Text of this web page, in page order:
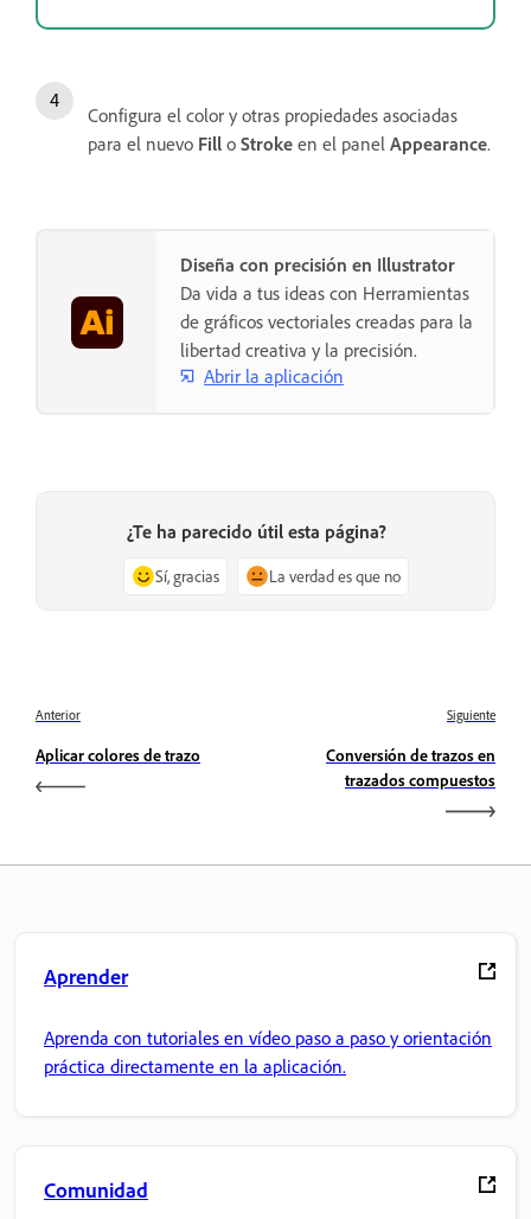
Configura el color y otras propiedades asociadas
para el nuevo Fill o Stroke en el panel Appearance.
Diseña con precisión en Illustrator
Da vida a tus ideas con Herramientas
de gráficos vectoriales creadas para la
libertad creativa y la precisión.
Abrir la aplicación
¿Te ha parecido útil esta página?
Sí, gracias La verdad es que no
Anterior
Aplicar colores de trazo
Siguiente
Conversión de trazos en
trazados compuestos
Aprender
Aprenda con tutoriales en vídeo paso a paso y orientación
práctica directamente en la aplicación.
Comunidad